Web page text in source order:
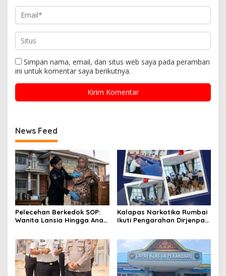
Simpan nama, email, dan situs web saya pada peramban
ini untuk komentar saya berikutnya.
News Feed
Pelecehan Berkedok SOP:
Wanita Lansia Hingga Anak
Copot Kalapas!
Kalapas Narkotika Rumbai
Ikuti Pengarahan Dirjenpas,
Agustus